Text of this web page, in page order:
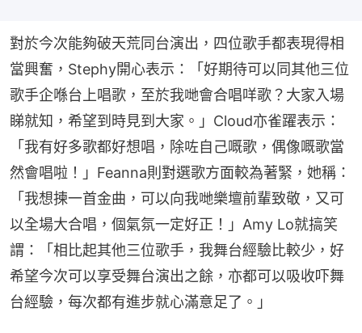
對於今次能夠破天荒同台演出，四位歌手都表現得相
當興奮，Stephy開心表示：「好期待可以同其他三位
歌手企喺台上唱歌，至於我哋會合唱咩歌？大家入場
睇就知，希望到時見到大家。」Cloud亦雀躍表示：
「我有好多歌都好想唱，除咗自己嘅歌，偶像嘅歌當
然會唱啦！」Feanna則對選歌方面較為著緊，她稱：
「我想揀一首金曲，可以向我哋樂壇前輩致敬，又可
以全場大合唱，個氣氛一定好正！」Amy Lo就搞笑
謂：「相比起其他三位歌手，我舞台經驗比較少，好
希望今次可以享受舞台演出之餘，亦都可以吸收吓舞
台經驗，每次都有進步就心滿意足了。」